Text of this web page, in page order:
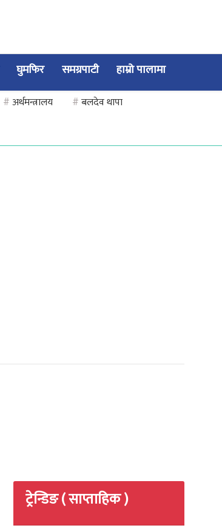
घुमफिर समग्रपाटी हाम्रो पालामा
#अर्थमन्त्रालय #बलदेव थापा
ट्रेन्डिङ ( साप्ताहिक )